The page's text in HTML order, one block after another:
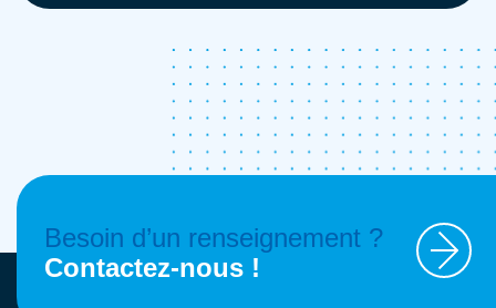
Besoin d’un renseignement ?
Contactez-nous !